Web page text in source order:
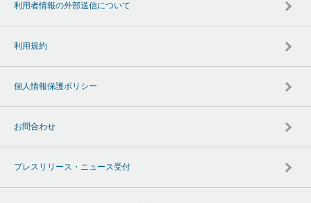
利用者情報の外部送信について
利用規約
個人情報保護ポリシー
お問合わせ
プレスリリース・ニュース受付